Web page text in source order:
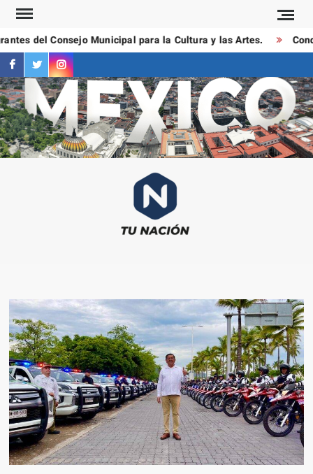
Saltar
contenidodel Consejo Municipal para la Cultura y las Artes.
facebook
twitterinstagram